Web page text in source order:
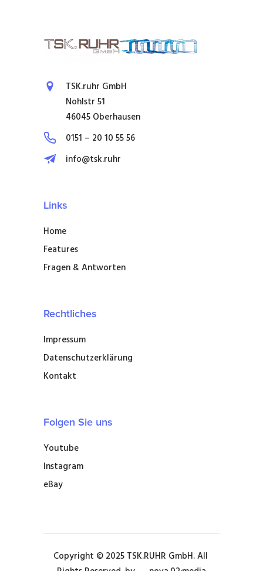
TSK.ruhr GmbH
Nohlstr 51
46045 Oberhausen
0151 – 20 10 55 56
info@tsk.ruhr
Links
Home
Features
Fragen & Antworten
Rechtliches
Impressum
Datenschutzerklärung
Kontakt
Folgen Sie uns
Youtube
Instagram
eBay
Copyright © 2025 TSK.RUHR GmbH. All